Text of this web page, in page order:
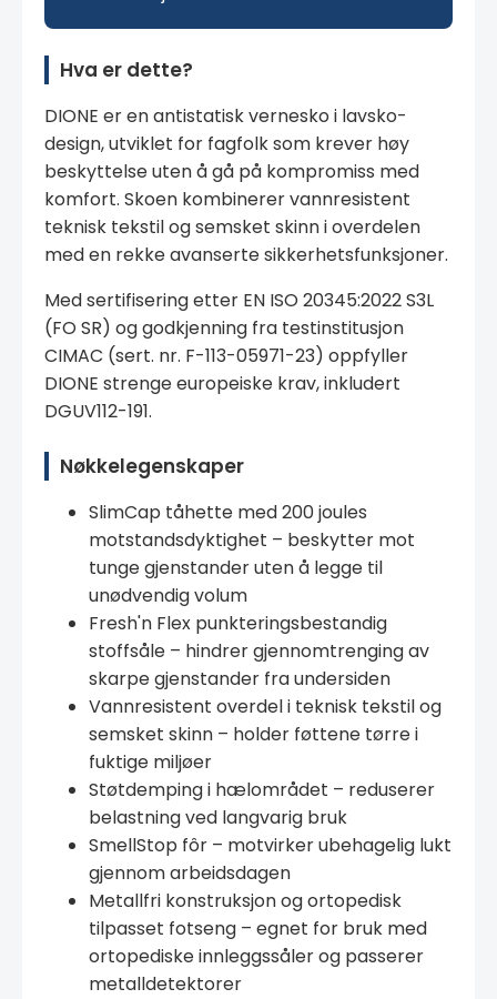
Hva er dette?
DIONE er en antistatisk vernesko i lavsko-
design, utviklet for fagfolk som krever høy
beskyttelse uten å gå på kompromiss med
komfort. Skoen kombinerer vannresistent
teknisk tekstil og semsket skinn i overdelen
med en rekke avanserte sikkerhetsfunksjoner.
Med sertifisering etter EN ISO 20345:2022 S3L
(FO SR) og godkjenning fra testinstitusjon
CIMAC (sert. nr. F-113-05971-23) oppfyller
DIONE strenge europeiske krav, inkludert
DGUV112-191.
Nøkkelegenskaper
SlimCap tåhette med 200 joules
motstandsdyktighet – beskytter mot
tunge gjenstander uten å legge til
unødvendig volum
Fresh'n Flex punkteringsbestandig
stoffsåle – hindrer gjennomtrenging av
skarpe gjenstander fra undersiden
Vannresistent overdel i teknisk tekstil og
semsket skinn – holder føttene tørre i
fuktige miljøer
Støtdemping i hælområdet – reduserer
belastning ved langvarig bruk
SmellStop fôr – motvirker ubehagelig lukt
gjennom arbeidsdagen
Metallfri konstruksjon og ortopedisk
tilpasset fotseng – egnet for bruk med
ortopediske innleggssåler og passerer
metalldetektorer